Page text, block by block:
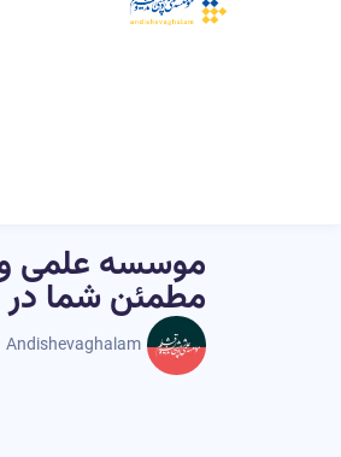
موسسه علمی
مطمئن شما در
Andishevaghalam